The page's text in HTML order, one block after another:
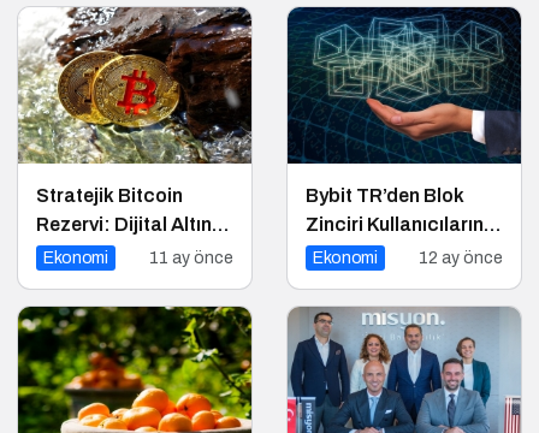
Buluşacak!
Stratejik Bitcoin
Rezervi: Dijital Altın
mı, Riskli Bir Hamle
Ekonomi 11 ay önce
Bybit TR’den Blok
Zinciri Kullanıcılarına
Ağ Tıkanıklığı
Ekonomi 12 ay önce